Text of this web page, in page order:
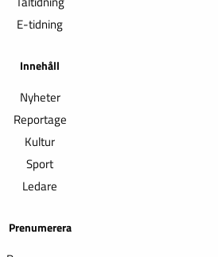
E-tidning
Innehåll
Nyheter
Reportage
Kultur
Sport
Ledare
Prenumerera